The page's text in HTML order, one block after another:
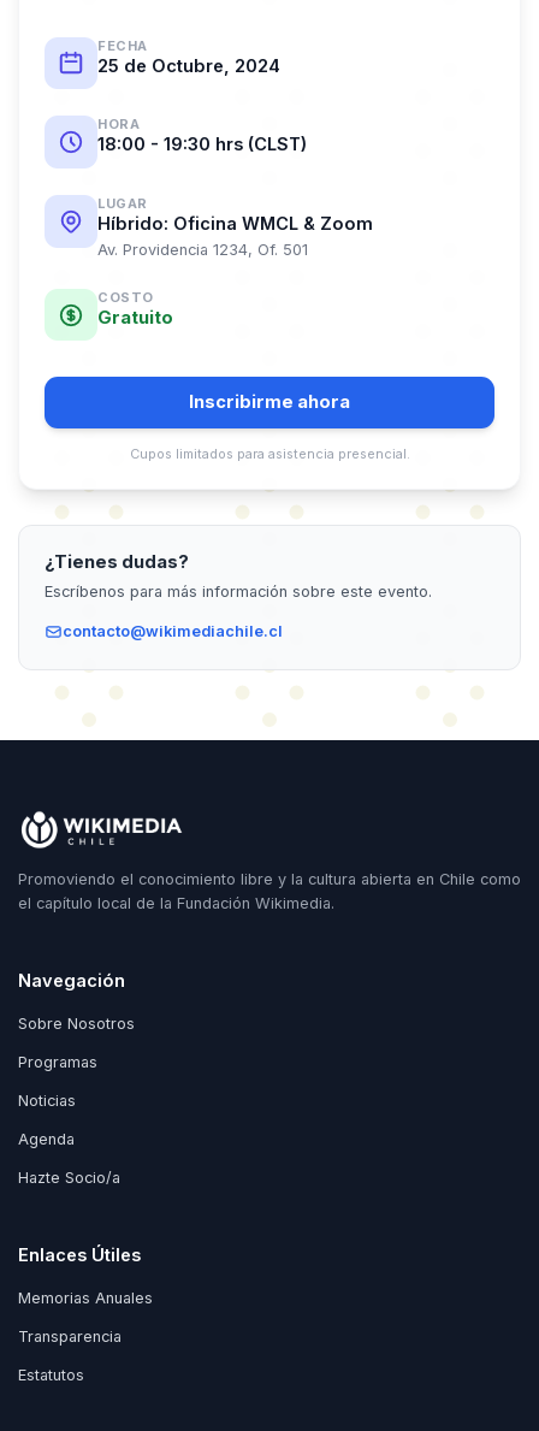
FECHA
25 de Octubre, 2024
HORA
18:00 - 19:30 hrs (CLST)
LUGAR
Híbrido: Oficina WMCL & Zoom
Av. Providencia 1234, Of. 501
COSTO
Gratuito
Inscribirme ahora
Cupos limitados para asistencia presencial.
¿Tienes dudas?
Escríbenos para más información sobre este evento.
contacto@wikimediachile.cl
Promoviendo el conocimiento libre y la cultura abierta en Chile como
el capítulo local de la Fundación Wikimedia.
Navegación
Sobre Nosotros
Programas
Noticias
Agenda
Hazte Socio/a
Enlaces Útiles
Memorias Anuales
Transparencia
Estatutos